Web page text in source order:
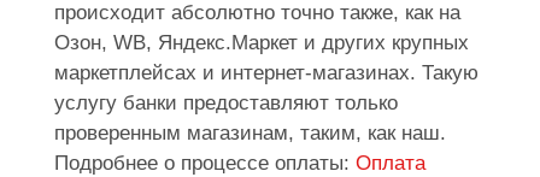
происходит абсолютно точно также, как на
Озон, WB, Яндекс.Маркет и других крупных
маркетплейсах и интернет-магазинах. Такую
услугу банки предоставляют только
проверенным магазинам, таким, как наш.
Подробнее о процессе оплаты: Оплата